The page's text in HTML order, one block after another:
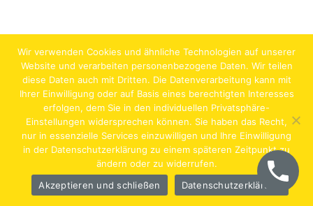
Jobs Lehrstellen Impressum AGB Datenschutz
Hentschläger Bau GmbH – A-4222 Langenstein,
Wir verwenden Cookies und ähnliche Technologien auf unserer
Website und verarbeiten personenbezogene Daten. Wir teilen
diese Daten auch mit Dritten. Die Datenverarbeitung kann mit
Ihrer Einwilligung oder auf Basis eines berechtigten Interesses
erfolgen, dem Sie in den individuellen Privatsphäre-
Einstellungen widersprechen können. Sie haben das Recht,
nur in essenzielle Services einzuwilligen und Ihre Einwilligung
in der Datenschutzerklärung zu einem späteren Zeitpunkt zu
ändern oder zu widerrufen.
Akzeptieren und schließen
Datenschutzerklärung